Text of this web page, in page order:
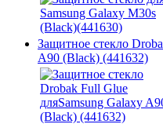
Защитное стекло
A90 (Black) (441632)